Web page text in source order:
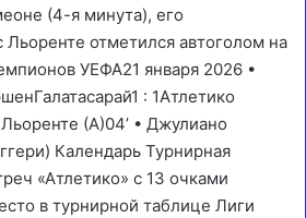
(4-я минута), его
отметился автоголом на
УЕФА21 января 2026 •
Галатасарай1 : 1Атлетико
(А)04‎’‎ • Джулиано
Календарь Турнирная
«Атлетико» с 13 очками
в турнирной таблице Лиги